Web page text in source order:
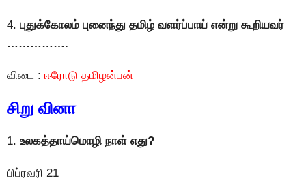
4. புதுக்கோலம் புனைந்து தமிழ் வளர்ப்பாய் என்று கூறியவர்
…………….
விடை : ஈரோடு தமிழன்பன்
சிறு வினா
1. உலகத்தாய்மொழி நாள் எது?
பிப்ரவரி 21